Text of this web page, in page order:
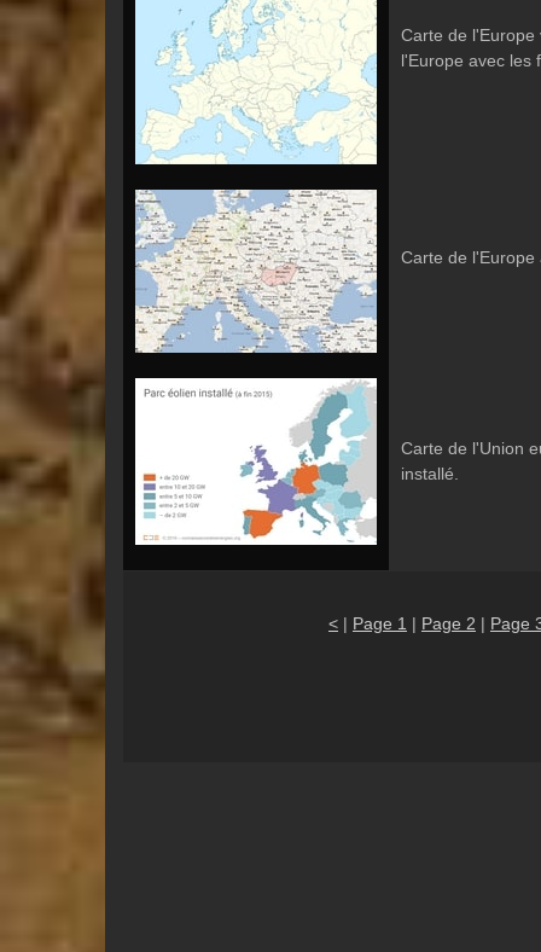
Carte de
l'Europe avec les
Carte de l'Europe
Carte de l'Union
installé.
< | Page 1 | Page 2 | Page